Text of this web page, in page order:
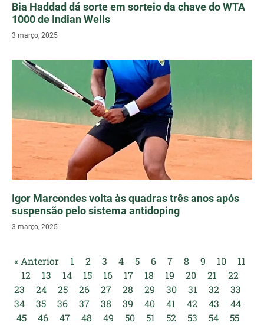
Bia Haddad dá sorte em sorteio da chave do WTA
1000 de Indian Wells
3 março, 2025
Igor Marcondes volta às quadras três anos após
suspensão pelo sistema antidoping
3 março, 2025
« Anterior 1 2 3 4 5 6 7 8 9 10
11
12
13 14 15 16 17 18 19 20 21
22
23
24 25 26 27 28 29 30 31 32
33
34
35 36 37 38 39 40 41 42 43
44
45
46 47 48 49 50 51 52 53 54
55